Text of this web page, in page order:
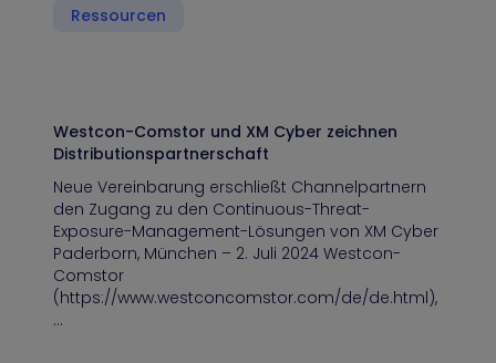
Ressourcen
Westcon-Comstor und XM Cyber zeichnen
Distributionspartnerschaft
Neue Vereinbarung erschließt Channelpartnern
den Zugang zu den Continuous-Threat-
Exposure-Management-Lösungen von XM Cyber
Paderborn, München – 2. Juli 2024 Westcon-
Comstor
(https://www.westconcomstor.com/de/de.html),
…